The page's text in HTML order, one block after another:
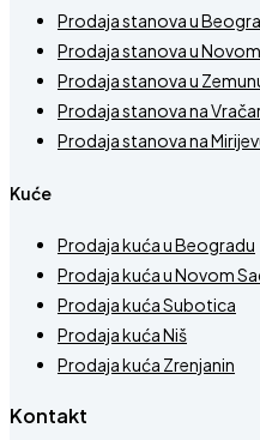
Prodaja stanova u
Prodaja stanova u
Prodaja stanova u
Prodaja stanova na
Prodaja stanova na
Kuće
Prodaja kuća u Beogradu
Prodaja kuća u Novom
Prodaja kuća Subotica
Prodaja kuća Niš
Prodaja kuća Zrenjanin
Kontakt